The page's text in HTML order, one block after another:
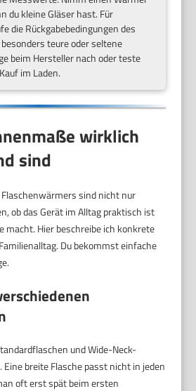
du kleine Gläser hast. Für
die Rückgabebedingungen des
teure oder seltene
beim Hersteller nach oder teste
im Laden.
wirklich
sind
sind nicht nur
ob das Gerät im Alltag praktisch ist
macht. Hier beschreibe ich konkrete
Du bekommst einfache
und Wide-Neck-
Eine breite Flasche passt nicht in jeden
oft erst spät beim ersten